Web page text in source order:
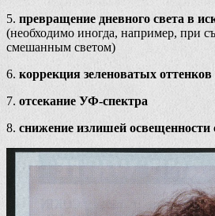
5. превращение дневного света в
(необходимо иногда, например, при
смешанным светом)
6. коррекция зеленоватых
7. отсекание УФ-спектра
8. снижение излишей освещенности